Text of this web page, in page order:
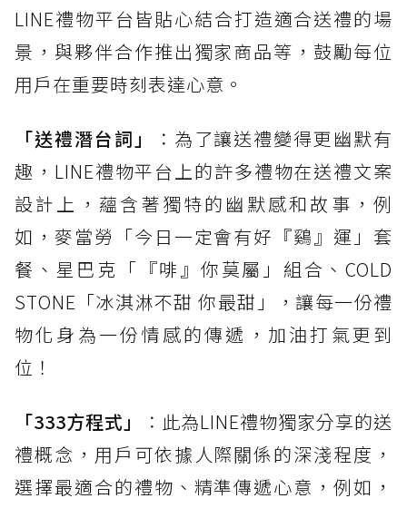
LINE禮物平台皆貼心結合打造適合送禮的場
景，與夥伴合作推出獨家商品等，鼓勵每位
用戶在重要時刻表達心意。
「送禮潛台詞」
：為了讓送禮變得更幽默有
趣，LINE禮物平台上的許多禮物在送禮文案
設計上，蘊含著獨特的幽默感和故事，例
如，麥當勞「今日一定會有好『鷄』運」套
餐、星巴克「『啡』你莫屬」組合、COLD
STONE「冰淇淋不甜 你最甜」，讓每一份禮
物化身為一份情感的傳遞，加油打氣更到
位！
「333方程式」
：此為LINE禮物獨家分享的送
禮概念，用戶可依據人際關係的深淺程度，
選擇最適合的禮物、精準傳遞心意，例如，